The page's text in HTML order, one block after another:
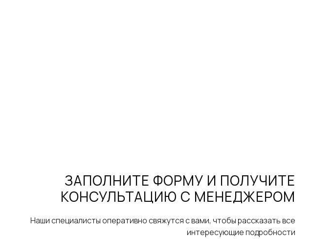
ЗАПОЛНИТЕ ФОРМУ И ПОЛУЧИТЕ
КОНСУЛЬТАЦИЮ С МЕНЕДЖЕРОМ
Наши специалисты оперативно свяжутся с вами, чтобы рассказать все
интересующие подробности